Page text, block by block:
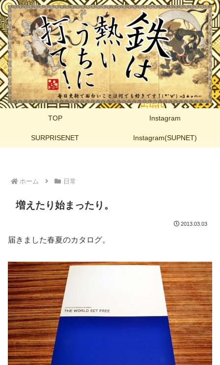
TOP Instagram
SURPRISENET Instagram(SUPNET)
ホーム 日常
増えたり始まったり。
2013.03.03
届きました春夏のカタログ。